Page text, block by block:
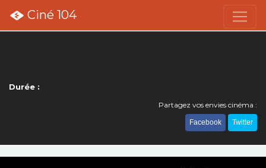
Ciné 104
Durée :
Partagez vos envies cinéma :
Facebook Twitter